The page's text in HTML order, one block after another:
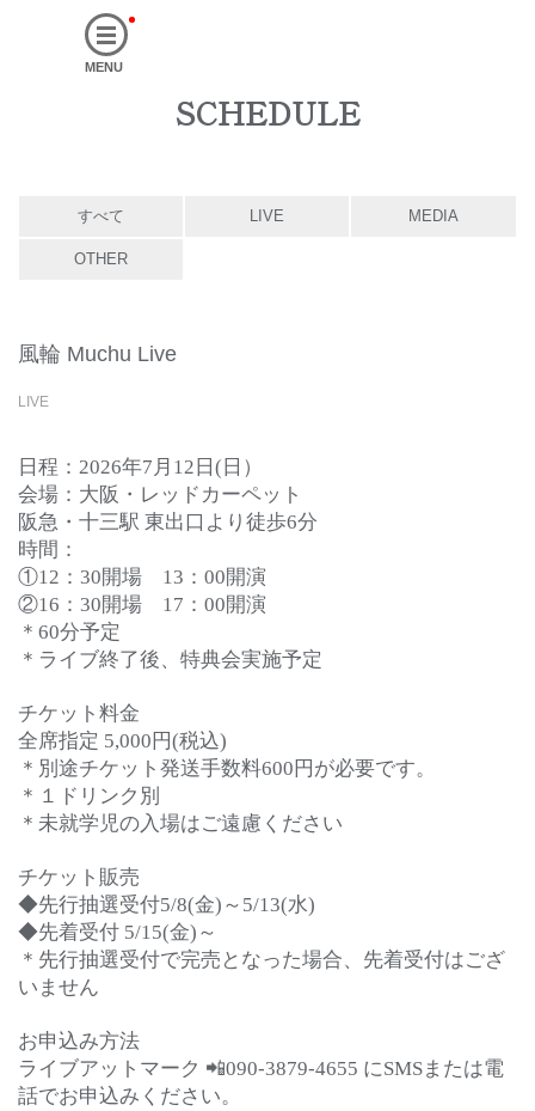
MENU
SCHEDULE
すべて LIVE MEDIA
OTHER
風輪 Muchu Live
LIVE
日程：2026年7月12日(日）
会場：大阪・レッドカーペット
阪急・十三駅 東出口より徒歩6分
時間：
①12：30開場 13：00開演
②16：30開場 17：00開演
＊60分予定
＊ライブ終了後、特典会実施予定
チケット料金
全席指定 5,000円(税込)
＊別途チケット発送手数料600円が必要です。
＊１ドリンク別
＊未就学児の入場はご遠慮ください
チケット販売
◆先行抽選受付5/8(金)～5/13(水)
◆先着受付 5/15(金)～
＊先行抽選受付で完売となった場合、先着受付はござ
いません
お申込み方法
ライブアットマーク 📲090-3879-4655 にSMSまたは電
話でお申込みください。